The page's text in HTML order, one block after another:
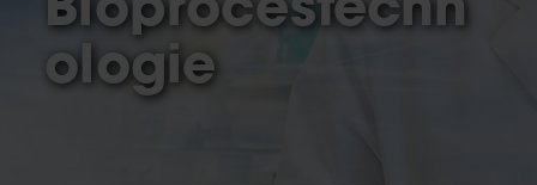
Bioprocestechn
ologie